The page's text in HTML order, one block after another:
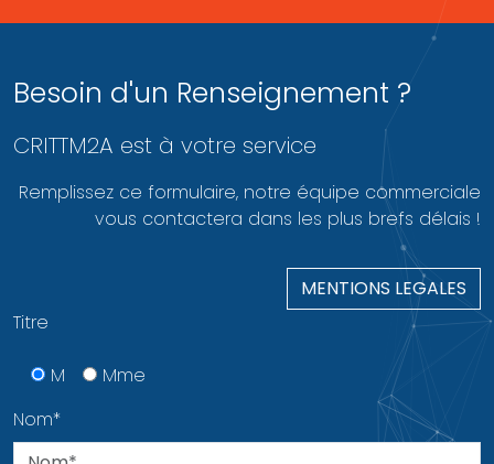
Besoin d'un Renseignement ?
CRITTM2A est à votre service
Remplissez ce formulaire, notre équipe commerciale
vous contactera dans les plus brefs délais !
MENTIONS LEGALES
Titre
M
Mme
Nom*